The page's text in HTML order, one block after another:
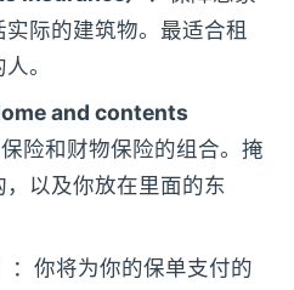
际的建筑物。最适合租
。
and contents
险和财物保险的组合。掩
以及你放在里面的东
：你将为你的保单支付的